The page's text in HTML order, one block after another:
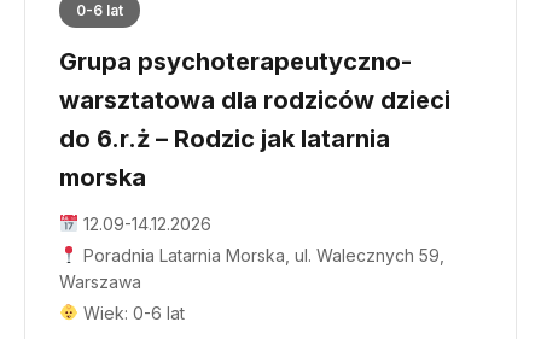
0-6 lat
Grupa psychoterapeutyczno-
warsztatowa dla rodziców dzieci
do 6.r.ż – Rodzic jak latarnia
morska
12.09-14.12.2026
Poradnia Latarnia Morska, ul. Walecznych 59,
Warszawa
Wiek: 0-6 lat